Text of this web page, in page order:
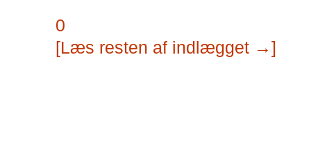
0
[Læs resten af indlægget →]